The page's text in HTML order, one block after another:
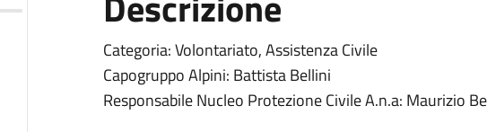
Categoria: Volontariato, Assistenza Civile
Capogruppo Alpini: Battista Bellini
Responsabile Nucleo Protezione Civile A.n.a: Maurizio